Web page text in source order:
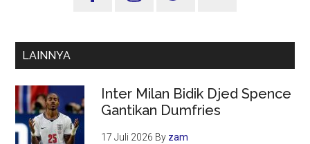
Embarkasi
LAINNYA
Inter Milan Bidik Djed Spence
Gantikan Dumfries
17 Juli 2026 By zam